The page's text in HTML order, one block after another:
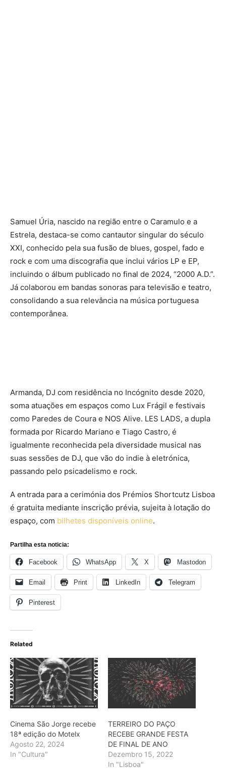
Samuel Úria, nascido na região entre o Caramulo e a
Estrela, destaca-se como cantautor singular do século
XXI, conhecido pela sua fusão de blues, gospel, fado e
rock e com uma discografia que inclui vários LP e EP,
incluindo o álbum publicado no final de 2024, “2000 A.D.”.
Já colaborou em bandas sonoras para televisão e teatro,
consolidando a sua relevância na música portuguesa
contemporânea.
Armanda, DJ com residência no Incógnito desde 2020,
soma atuações em espaços como Lux Frágil e festivais
como Paredes de Coura e NOS Alive. LES LADS, a dupla
formada por Ricardo Mariano e Tiago Castro, é
igualmente reconhecida pela diversidade musical nas
suas sessões de DJ, que vão do indie à eletrónica,
passando pelo psicadelismo e rock.
A entrada para a cerimónia dos Prémios Shortcutz Lisboa
é gratuita mediante inscrição prévia, sujeita à lotação do
espaço, com bilhetes disponíveis online.
Partilha esta noticia:
Facebook WhatsApp X Mastodon
Email Print LinkedIn Telegram
Pinterest
Related
Cinema São Jorge recebe
18ª edição do Motelx
Agosto 22, 2024
In "Cultura"
TERREIRO DO PAÇO
RECEBE GRANDE FESTA
DE FINAL DE ANO
Dezembro 15, 2022
In "Lisboa"